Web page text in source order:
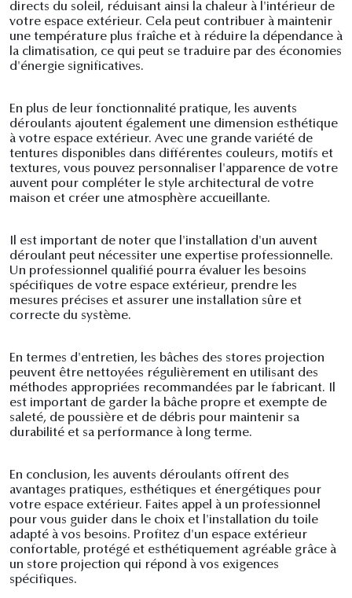
directs du soleil, réduisant ainsi la chaleur à l'intérieur de
votre espace extérieur. Cela peut contribuer à maintenir
une température plus fraîche et à réduire la dépendance à
la climatisation, ce qui peut se traduire par des économies
d'énergie significatives.
En plus de leur fonctionnalité pratique, les auvents
déroulants ajoutent également une dimension esthétique
à votre espace extérieur. Avec une grande variété de
tentures disponibles dans différentes couleurs, motifs et
textures, vous pouvez personnaliser l'apparence de votre
auvent pour compléter le style architectural de votre
maison et créer une atmosphère accueillante.
Il est important de noter que l'installation d'un auvent
déroulant peut nécessiter une expertise professionnelle.
Un professionnel qualifié pourra évaluer les besoins
spécifiques de votre espace extérieur, prendre les
mesures précises et assurer une installation sûre et
correcte du système.
En termes d'entretien, les bâches des stores projection
peuvent être nettoyées régulièrement en utilisant des
méthodes appropriées recommandées par le fabricant. Il
est important de garder la bâche propre et exempte de
saleté, de poussière et de débris pour maintenir sa
durabilité et sa performance à long terme.
En conclusion, les auvents déroulants offrent des
avantages pratiques, esthétiques et énergétiques pour
votre espace extérieur. Faites appel à un professionnel
pour vous guider dans le choix et l'installation du toile
adapté à vos besoins. Profitez d'un espace extérieur
confortable, protégé et esthétiquement agréable grâce à
un store projection qui répond à vos exigences
spécifiques.